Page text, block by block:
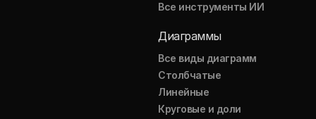
Все инструменты ИИ
Диаграммы
Все виды диаграмм
Столбчатые
Линейные
Круговые и доли